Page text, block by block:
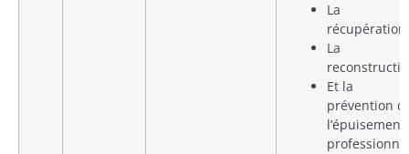
La
récupération,
La
Et la
prévention
l’épuisement